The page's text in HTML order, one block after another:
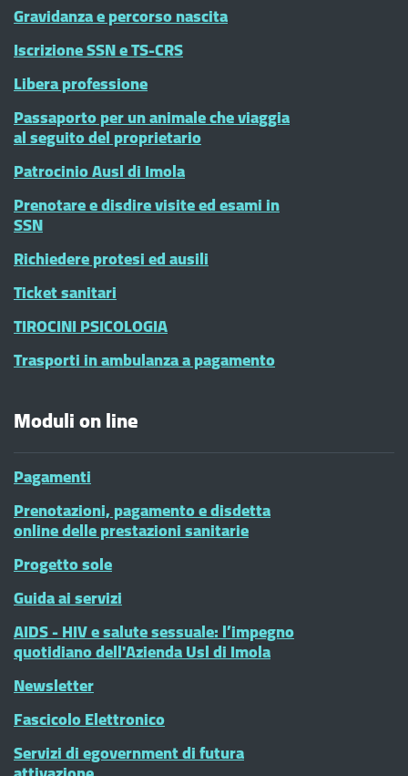
Gravidanza e percorso nascita
Iscrizione SSN e TS-CRS
Libera professione
Passaporto per un animale che viaggia
al seguito del proprietario
Patrocinio Ausl di Imola
Prenotare e disdire visite ed esami in
SSN
Richiedere protesi ed ausili
Ticket sanitari
TIROCINI PSICOLOGIA
Trasporti in ambulanza a pagamento
Moduli on line
Pagamenti
Prenotazioni, pagamento e disdetta
online delle prestazioni sanitarie
Progetto sole
Guida ai servizi
AIDS - HIV e salute sessuale: l’impegno
quotidiano dell'Azienda Usl di Imola
Newsletter
Fascicolo Elettronico
Servizi di egovernment di futura